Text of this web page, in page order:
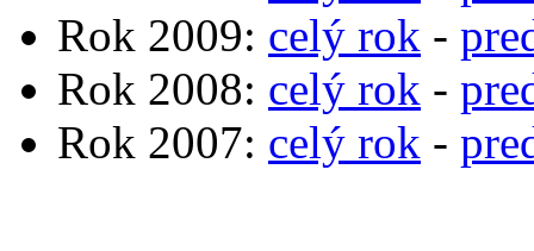
Rok 2009: celý rok -
Rok 2008: celý rok -
Rok 2007: celý rok -